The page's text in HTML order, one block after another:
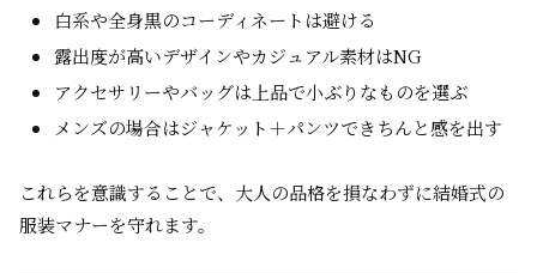
白系や全身黒のコーディネートは避ける
露出度が高いデザインやカジュアル素材はNG
アクセサリーやバッグは上品で小ぶりなものを選ぶ
メンズの場合はジャケット＋パンツできちんと感を出す
これらを意識することで、大人の品格を損なわずに結婚式の
服装マナーを守れます。